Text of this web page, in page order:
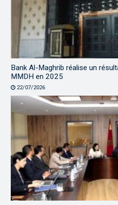
Bank Al-Maghrib réalise un
MMDH en 2025
22/07/2026